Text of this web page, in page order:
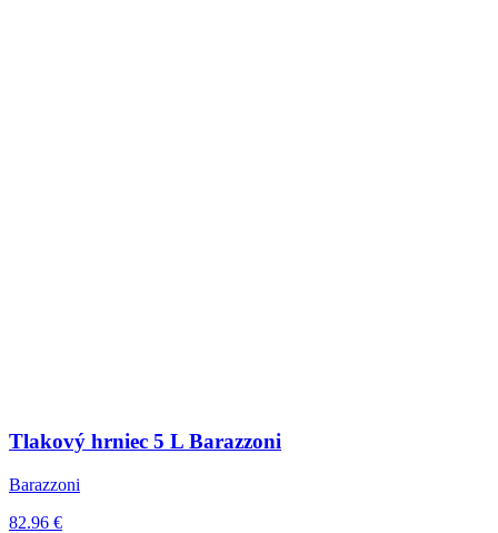
Tlakový hrniec 5 L Barazzoni
Barazzoni
82.96 €